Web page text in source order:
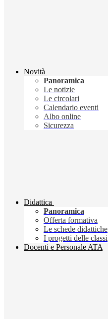
Novità
Panoramica
Le notizie
Le circolari
Calendario eventi
Albo online
Sicurezza
Didattica
Panoramica
Offerta formativa
Le schede didattiche
I progetti delle classi
Docenti e Personale ATA